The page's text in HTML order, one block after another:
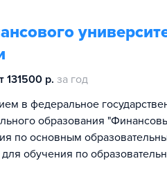
131500 р. за год
в федеральное
образования
по основным
обучения по